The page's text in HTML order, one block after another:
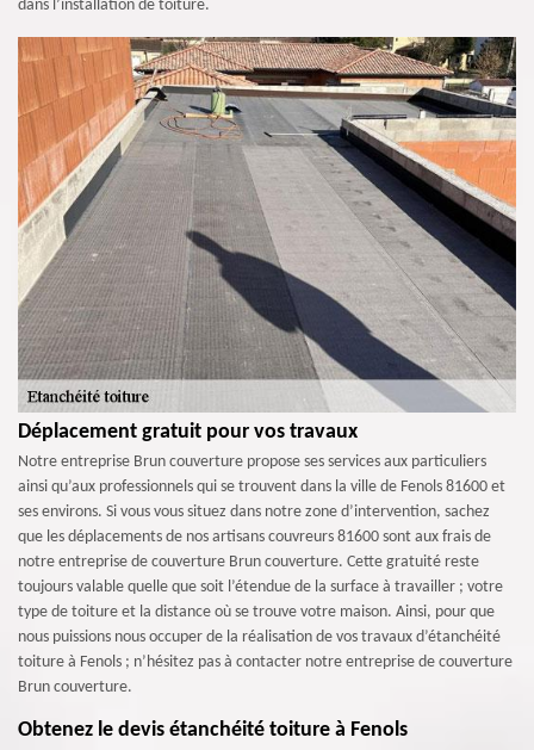
dans l’installation de toiture.
Déplacement gratuit pour vos travaux
Notre entreprise Brun couverture propose ses services aux particuliers
ainsi qu’aux professionnels qui se trouvent dans la ville de Fenols 81600 et
ses environs. Si vous vous situez dans notre zone d’intervention, sachez
que les déplacements de nos artisans couvreurs 81600 sont aux frais de
notre entreprise de couverture Brun couverture. Cette gratuité reste
toujours valable quelle que soit l’étendue de la surface à travailler ; votre
type de toiture et la distance où se trouve votre maison. Ainsi, pour que
nous puissions nous occuper de la réalisation de vos travaux d’étanchéité
toiture à Fenols ; n’hésitez pas à contacter notre entreprise de couverture
Brun couverture.
Obtenez le devis étanchéité toiture à Fenols